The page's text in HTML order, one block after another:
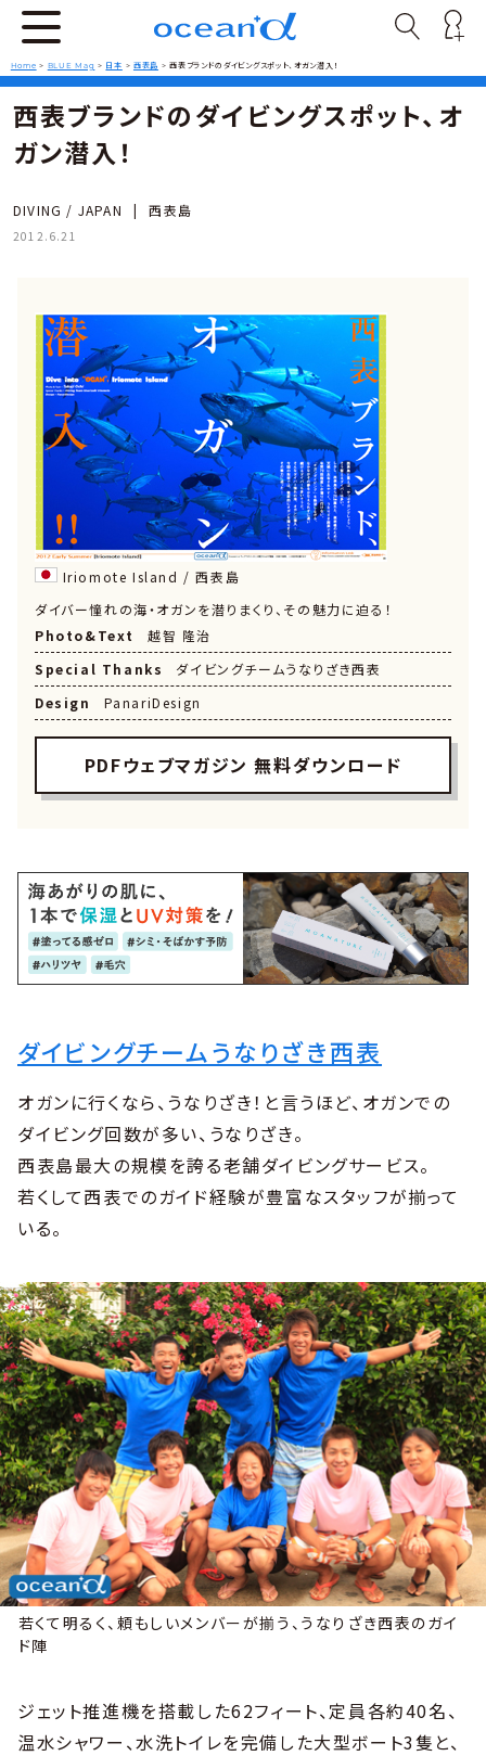
Home > BLUE Mag > 日本 > 西表島 >西表ブランドのダイビングスポット、オガン潜入！
西表ブランドのダイビングスポット、オ
ガン潜入！
DIVING / JAPAN | 西表島
2012.6.21
Iriomote Island / 西表島
ダイバー憧れの海・オガンを潜りまくり、その魅力に迫る！
Photo&Text
越智 隆治
Special Thanks
ダイビングチームうなりざき西表
Design
PanariDesign
PDFウェブマガジン 無料ダウンロード
ダイビングチームうなりざき西表
オガンに行くなら、うなりざき！と言うほど、オガンでの
ダイビング回数が多い、うなりざき。
西表島最大の規模を誇る老舗ダイビングサービス。
若くして西表でのガイド経験が豊富なスタッフが揃って
いる。
若くて明るく、頼もしいメンバーが揃う、うなりざき西表のガイ
ド陣
ジェット推進機を搭載した62フィート、定員各約40名、
温水シャワー、水洗トイレを完備した大型ボート3隻と、